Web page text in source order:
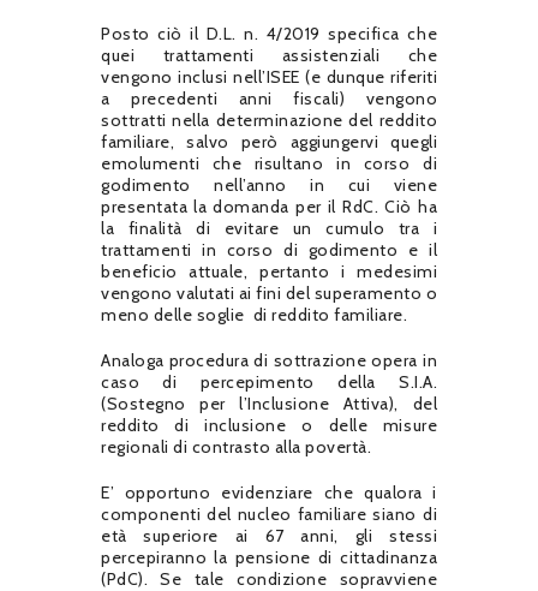
Posto ciò il D.L. n. 4/2019 specifica che
quei trattamenti assistenziali che
vengono inclusi nell’ISEE (e dunque riferiti
a precedenti anni fiscali) vengono
sottratti nella determinazione del reddito
familiare, salvo però aggiungervi quegli
emolumenti che risultano in corso di
godimento nell’anno in cui viene
presentata la domanda per il RdC. Ciò ha
la finalità di evitare un cumulo tra i
trattamenti in corso di godimento e il
beneficio attuale, pertanto i medesimi
vengono valutati ai fini del superamento o
meno delle soglie di reddito familiare.
Analoga procedura di sottrazione opera in
caso di percepimento della S.I.A.
(Sostegno per l’Inclusione Attiva), del
reddito di inclusione o delle misure
regionali di contrasto alla povertà.
E’ opportuno evidenziare che qualora i
componenti del nucleo familiare siano di
età superiore ai 67 anni, gli stessi
percepiranno la pensione di cittadinanza
(PdC). Se tale condizione sopravviene